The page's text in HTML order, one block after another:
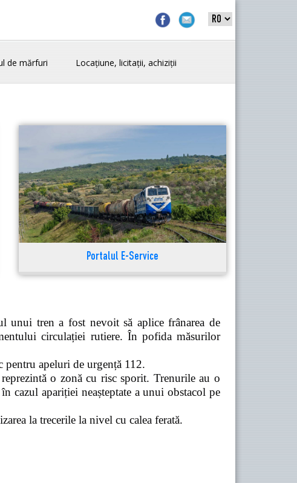
de mărfuri Locațiune, licitații, achiziții
Portalul E-Service
tren a fost nevoit să aplice frânarea de
circulației rutiere. În pofida măsurilor
apeluri de urgență 112.
o zonă cu risc sporit. Trenurile au o
cazul apariției neașteptate a unui obstacol pe
la trecerile la nivel cu calea ferată.